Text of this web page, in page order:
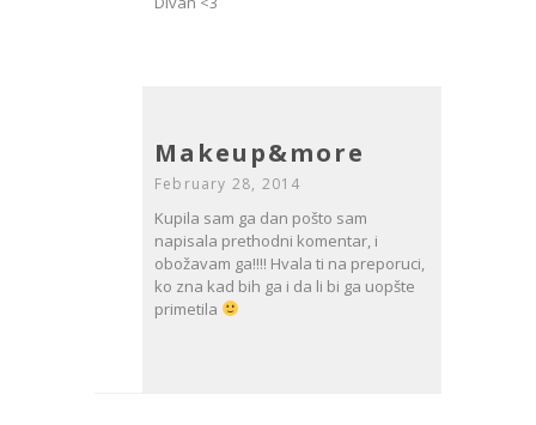
Makeup&more
February 28, 2014
Kupila sam ga dan pošto sam
napisala prethodni komentar, i
obožavam ga!!!! Hvala ti na preporuci,
ko zna kad bih ga i da li bi ga uopšte
primetila